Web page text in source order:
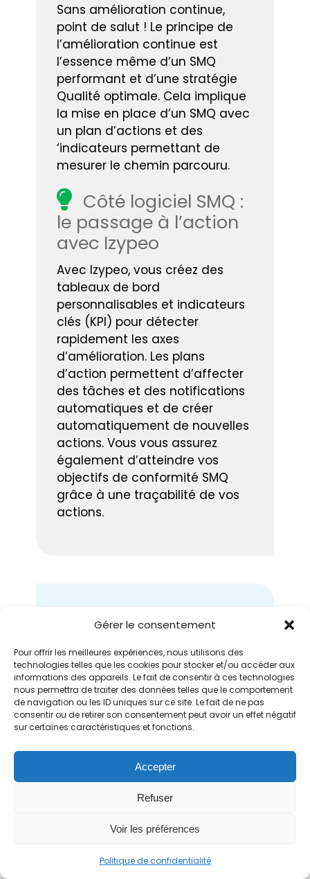
Gérer le consentement
Pour offrir les meilleures expériences, nous utilisons des
technologies telles que les cookies pour stocker et/ou accéder aux
informations des appareils. Le fait de consentir à ces technologies
nous permettra de traiter des données telles que le comportement
de navigation ou les ID uniques sur ce site. Le fait de ne pas
consentir ou de retirer son consentement peut avoir un effet négatif
sur certaines caractéristiques et fonctions.
Accepter
Refuser
Voir les préférences
Politique de confidentialité
Sans amélioration continue,
point de salut ! Le principe de
l’amélioration continue est
l’essence même d’un SMQ
performant et d’une stratégie
Qualité optimale. Cela implique
la mise en place d’un SMQ avec
un plan d’actions et des
‘indicateurs permettant de
mesurer le chemin parcouru.
Côté logiciel SMQ :
le passage à l’action
avec Izypeo
Avec Izypeo, vous créez des
tableaux de bord
personnalisables et indicateurs
clés (KPI) pour détecter
rapidement les axes
d’amélioration. Les plans
d’action permettent d’affecter
des tâches et des notifications
automatiques et de créer
automatiquement de nouvelles
actions. Vous vous assurez
également d’atteindre vos
objectifs de conformité SMQ
grâce à une traçabilité de vos
actions.
structurant qui nous a permis
de nous affranchir de la
collecte de données et de
disposer d’un véritable vecteur
de changement et
d’amélioration continue. Nous
avons automatisé nos flux
Qualité. Ils sont tous tracés et
intégrés de A à Z dans l’outil. »
Julien El Almawie, directeur